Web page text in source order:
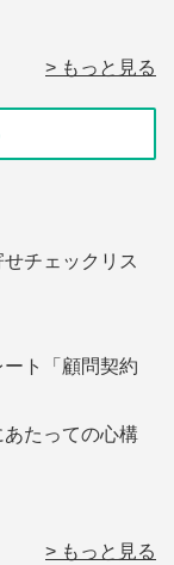
> もっと見る
チェックリス
ト「顧問契約
たっての心構
> もっと見る